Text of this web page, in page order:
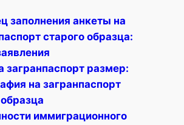
заполнения анкеты на
старого образца:
загранпаспорт размер:
на загранпаспорт
иммиграционного